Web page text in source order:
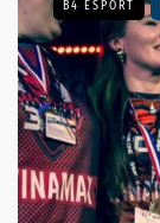
B4 ESPORT